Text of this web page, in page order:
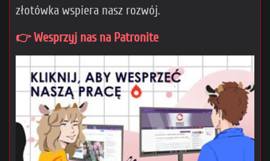
złotówka wspiera nasz rozwój.
👉 Wesprzyj nas na Patronite